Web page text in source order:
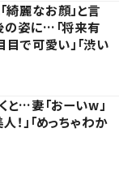
綺麗なお顔」と言
の姿に…「将来有
目で可愛い」「渋い
と…妻「おーいw」
！」「めっちゃわか